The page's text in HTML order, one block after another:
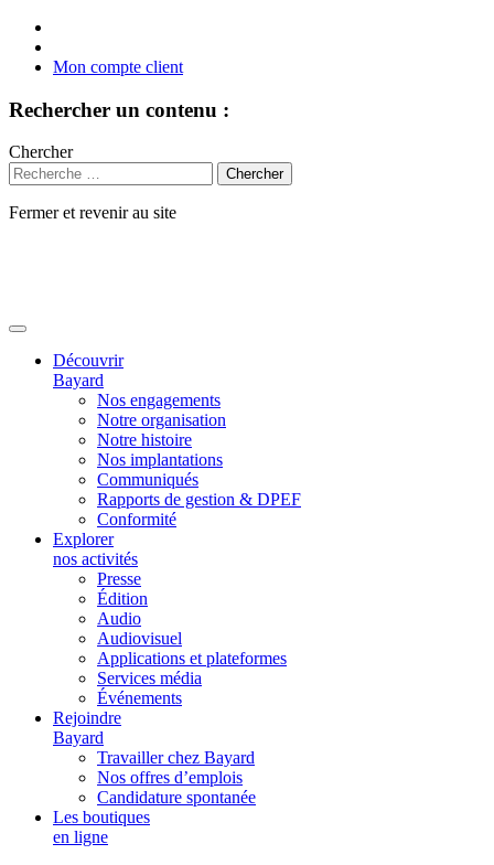
Mon compte client
Rechercher un contenu :
Chercher
Fermer et revenir au site
Découvrir
Bayard
Nos engagements
Notre organisation
Notre histoire
Nos implantations
Communiqués
Rapports de gestion & DPEF
Conformité
Explorer
nos activités
Presse
Édition
Audio
Audiovisuel
Applications et plateformes
Services média
Événements
Rejoindre
Bayard
Travailler chez Bayard
Nos offres d’emplois
Candidature spontanée
Les boutiques
en ligne